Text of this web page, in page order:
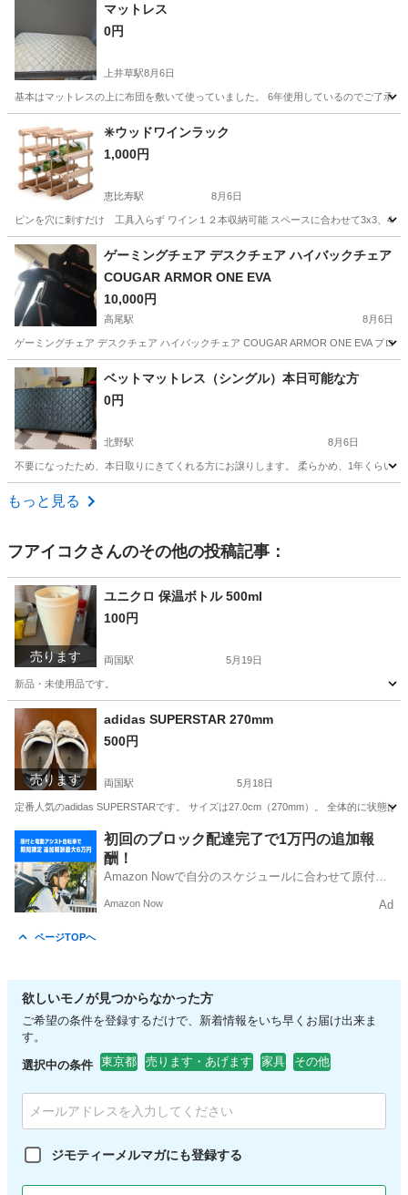
マットレス
0円
上井草駅8月6日
基本はマットレスの上に布団を敷いて使っていました。 6年使用しているのでご了承
東京 上井草駅 寝具
✳️ウッドワインラック
1,000円
恵比寿駅 8月6日
ピンを穴に刺すだけ 工具入らず ワイン１２本収納可能 スペースに合わせて3x3、
東京 渋谷区 恵比寿駅
ゲーミングチェア デスクチェア ハイバックチェア
COUGAR ARMOR ONE EVA
10,000円
高尾駅 8月6日
ゲーミングチェア デスクチェア ハイバックチェア COUGAR ARMOR ONE EVA プ
東京 八王子市 高尾駅
ベットマットレス（シングル）本日可能な方
0円
北野駅 8月6日
不要になったため、本日取りにきてくれる方にお譲りします。 柔らかめ、1年くらい
東京 八王子市
もっと見る
フアイコク さんのその他の投稿記事：
売ります
ユニクロ 保温ボトル 500ml
100円
両国駅 5月19日
新品・未使用品です。
東京 中央区
売ります
adidas SUPERSTAR 270mm
500円
両国駅 5月18日
定番人気のadidas SUPERSTARです。 サイズは27.0cm（270mm）。 全体的に状態
両国駅 靴 adidas
初回のブロック配達完了で1万円の追加報
酬！
Amazon Nowで自分のスケジュールに合わせて原付や
う！
Amazon Now Ad
ページTOPへ
欲しいモノが見つからなかった方
ご希望の条件を登録するだけで、新着情報をいち早くお届け出来ま
す。
選択中の条件 東京都 売ります・あげます 家具 その他
ジモティーメルマガにも登録する